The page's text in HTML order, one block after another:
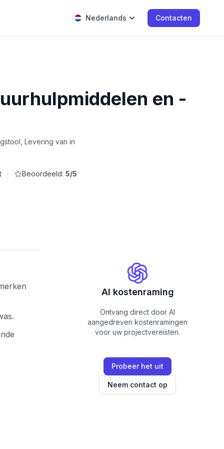
Nederlands Contacten
en -
Levering van in
Beoordeeld: 5/5
AI kostenraming
Ontvang direct door AI
aangedreven kostenramingen
voor uw projectvereisten.
Probeer het uit
Neem contact op